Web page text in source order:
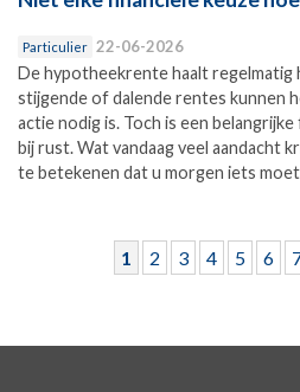
Particulier 22-06-2026
De hypotheekrente haalt regelmatig
stijgende of dalende rentes kunnen
actie nodig is. Toch is een
bij rust. Wat vandaag veel aandacht
te betekenen dat u morgen iets
1 2 3 4 5 6